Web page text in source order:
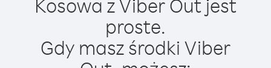
Kosowa z Viber Out jest
proste.
Gdy masz środki Viber